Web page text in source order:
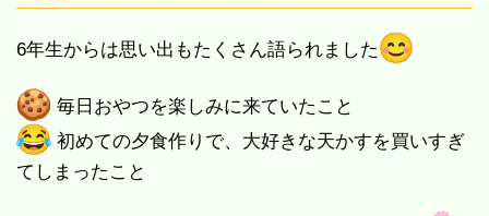
6年生からは思い出もたくさん語られました
毎日おやつを楽しみに来ていたこと
初めての夕食作りで、大好きな天かすを買いすぎ
てしまったこと